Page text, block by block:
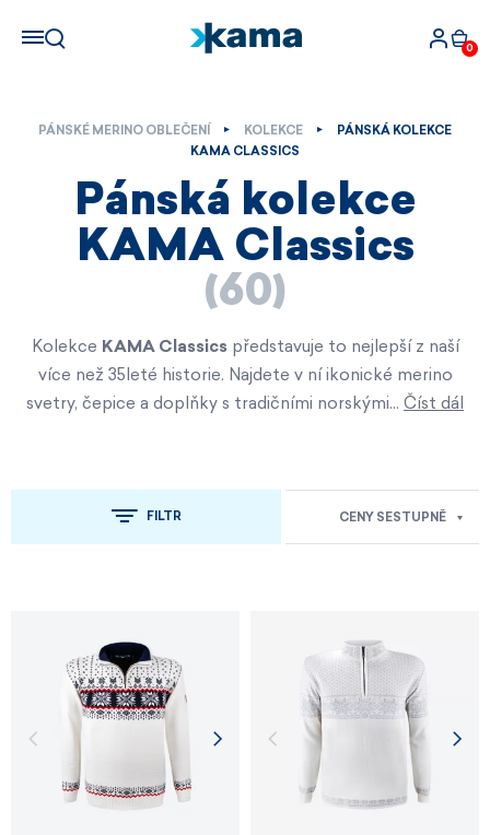
0
PÁNSKÉ MERINO OBLEČENÍ KOLEKCE
PÁNSKÁ KOLEKCE
KAMA CLASSICS
Pánská kolekce
KAMA Classics
(60)
Kolekce KAMA Classicspředstavuje to nejlepší z naší
více než 35leté historie. Najdete v ní ikonické merino
svetry, čepice a doplňky s tradičními norskými… Číst dál
FILTR CENY SESTUPNĚ